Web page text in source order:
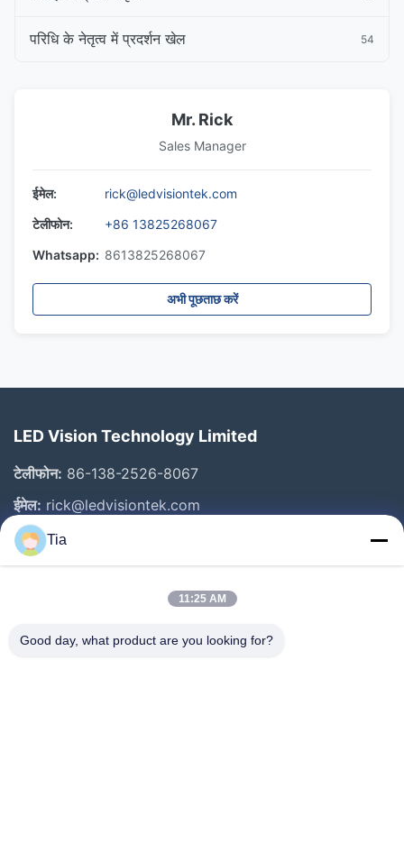
परिधि के नेतृत्व में प्रदर्शन खेल 54
Mr. Rick
Sales Manager
ईमेल:
rick@ledvisiontek.com
टेलीफोन:
+86 13825268067
Whatsapp: 8613825268067
अभी पूछताछ करें
LED Vision Technology Limited
टेलीफोन: 86-138-2526-8067
ईमेल: rick@ledvisiontek.com
त्वरित लिंक
उत्पाद
Tia
11:25 AM
Good day, what product are you looking for?